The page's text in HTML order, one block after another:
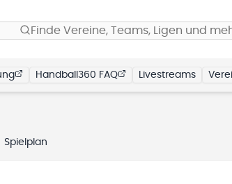
Finde Vereine, Teams, Ligen und
Handball360 FAQ Livestreams
Spielplan